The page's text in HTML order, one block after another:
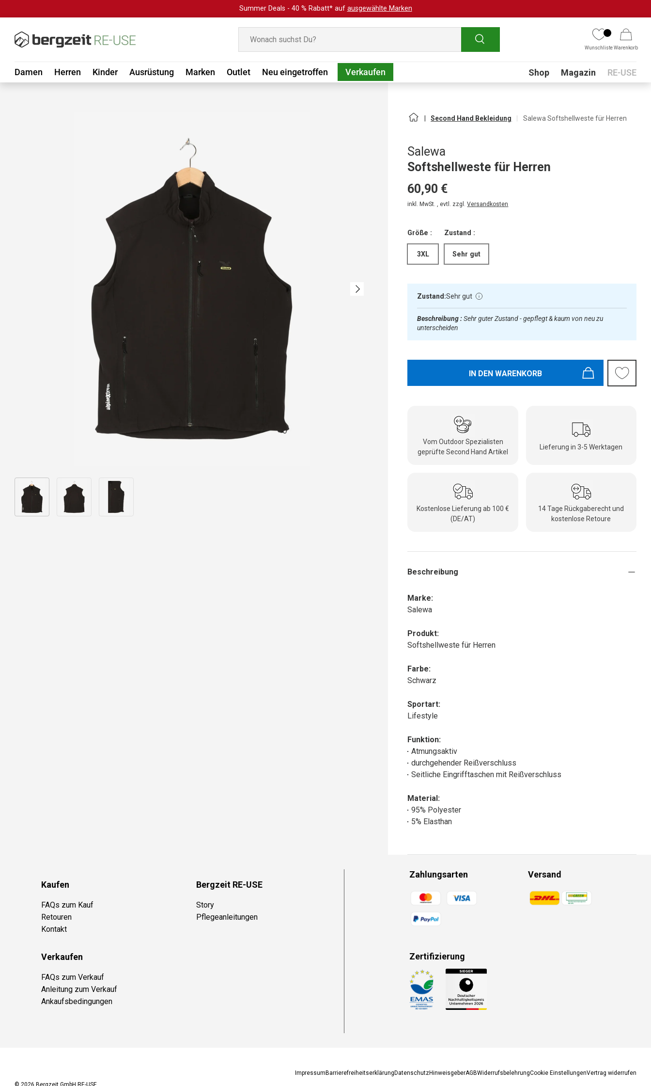
Summer Deals - 40 % Rabatt* auf ausgewählte Marken
Suchen
WunschlisteWarenkorb
Damen Herren Kinder Ausrüstung Marken Outlet Neu eingetroffen Verkaufen Submenu
Shop Magazin RE-USE
Nächste
Bild 1 in Galerieansicht laden
Second Hand Bekleidung Salewa Softshellweste für Herren
Salewa
Softshellweste für Herren
60,90 €
inkl. MwSt. , evtl. zzgl.Versandkosten
Größe :
3XL
Zustand :
Sehr gut
Zustand:Sehr gut
Beschreibung :Sehr guter Zustand - gepflegt & kaum von neu zu
unterscheiden
IN DEN WARENKORB
Vom Outdoor Spezialisten
geprüfte Second Hand Artikel
Lieferung in 3-5 Werktagen
Kostenlose Lieferung ab 100 €
(DE/AT)
14 Tage Rückgaberecht und
kostenlose Retoure
Beschreibung
Marke:
Salewa
Produkt:
Softshellweste für Herren
Farbe:
Schwarz
Sportart:
Lifestyle
Funktion:
Atmungsaktiv
durchgehender Reißverschluss
Seitliche Eingrifftaschen mit Reißverschluss
Material:
95% Polyester
5% Elasthan
Kaufen
FAQs zum Kauf
Retouren
Kontakt
Bergzeit RE-USE
Story
Pflegeanleitungen
Verkaufen
FAQs zum Verkauf
Anleitung zum Verkauf
Ankaufsbedingungen
Zahlungsarten
Zahlungsmethoden
Versand
Zahlungsmethoden
Zertifizierung
Zahlungsmethoden
Impressum Barrierefreiheitserklärung DatenschutzHinweisgeberAGBWiderrufsbelehrungCookie EinstellungenVertrag widerrufen